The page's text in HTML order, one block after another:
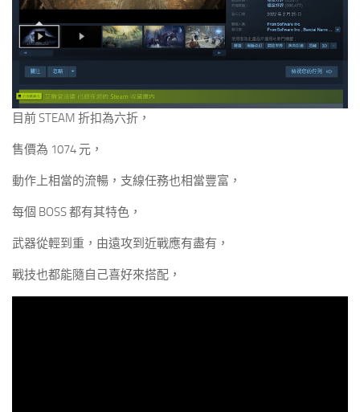
目前 STEAM 折扣為六折，
售價為 1074 元，
動作上相當的流暢，支線任務也相當豐富，
每個 BOSS 都有其特色，
武器從輕到重，由遠攻到近戰應有盡有，
戰技也都能隨自己喜好來搭配，